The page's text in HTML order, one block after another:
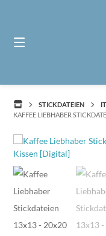
STICKDATEIEN
KAFFEE LIEBHABER